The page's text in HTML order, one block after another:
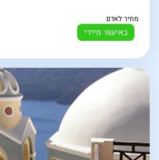
באישור מיידי
מחיר לאדם